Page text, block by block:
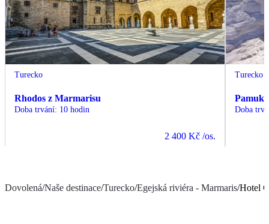
Turecko
Rhodos z Marmarisu
Doba trvání: 10 hodin
2 400 Kč /os.
Turecko
Doba
Dovolená/Naše destinace/Turecko/Egejská riviéra - Marmaris/Hotel